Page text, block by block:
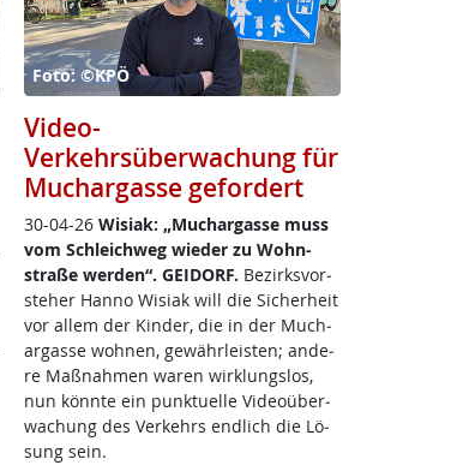
Foto: ©KPÖ
Video-
Verkehrsüberwachung für
Muchargasse gefordert
30-04-26 Wi­siak: „Much­ar­gas­se muss
vom Sch­leich­weg wie­der zu Wohn­
stra­ße wer­den“. GEI­DORF. Be­zirks­vor­
ste­her Han­no Wi­siak will die Si­cher­heit
vor al­lem der Kin­der, die in der Much­
ar­gas­se woh­nen, ge­währ­leis­ten; an­de­
re Maß­nah­men wa­ren wir­k­lungs­los,
nun könn­te ein punk­tu­el­le Vi­deo­über­
wa­chung des Ver­kehrs end­lich die Lö­
sung sein.